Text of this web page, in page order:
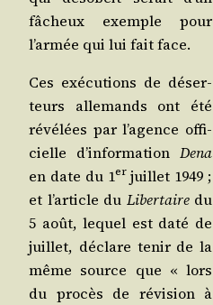
fâcheux exemple pour
l’ar­mée qui lui fait face.
Ces exé­cu­tions de déser­
teurs alle­mands ont été
révé­lées par l’a­gence offi­
cielle d’in­for­ma­tion Dena
en date du 1erjuillet 1949 ;
et l’ar­ticle du Liber­tairedu
5 août, lequel est daté de
juillet, déclare tenir de la
même source que « lors
du pro­cès de révi­sion à